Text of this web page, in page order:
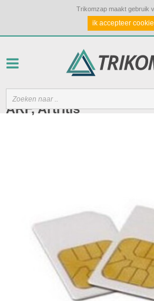
Trikomzap maakt gebruik
ik accepteer
ARF, Artritis